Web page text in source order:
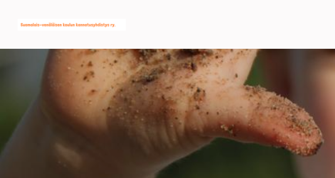
sivun
sisältöön
SVK:n kannatusyhdistys ry